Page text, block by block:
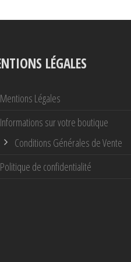
LÉGALES
Mentions Légales
Informations sur votre boutique
Conditions Générales de Vente
Politique de confidentialité